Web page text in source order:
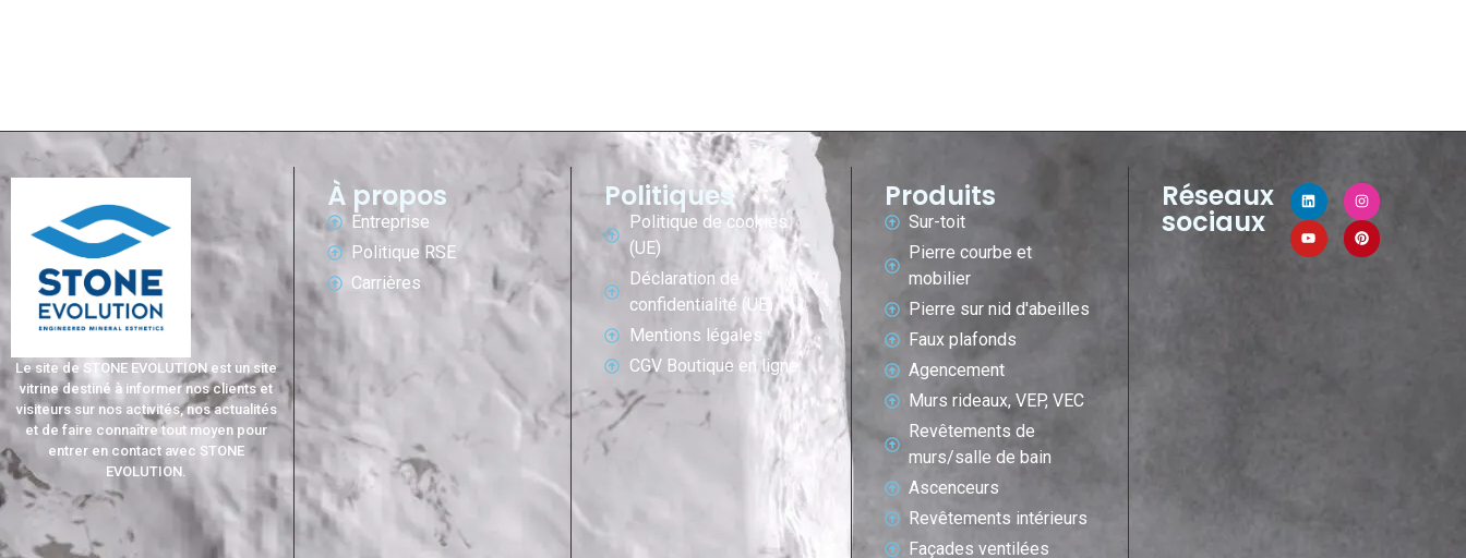
Le site de STONE EVOLUTION est un site
vitrine destiné à informer nos clients et
visiteurs sur nos activités, nos actualités
et de faire connaître tout moyen pour
entrer en contact avec STONE
EVOLUTION.
À propos
Entreprise
Politique RSE
Carrières
Politiques
Politique de cookies
(UE)
Déclaration de
confidentialité (UE)
Mentions légales
CGV Boutique en ligne
Produits
Sur-toit
Pierre courbe et
mobilier
Pierre sur nid d'abeilles
Faux plafonds
Agencement
Murs rideaux, VEP, VEC
Revêtements de
murs/salle de bain
Ascenceurs
Revêtements intérieurs
Façades ventilées
Réseaux
sociaux